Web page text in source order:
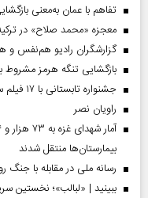
تفاهم با عمان به‌معنی
معجزه «محمد صلاح» در
گزارشگران رادیو هم‌نفس
بازگشایی تنگه هرمز
جشنواره تابستانی با ۱۷ فیلم سینمایی و انیمیشن روی آنتن تلویزیون
راویان نصر
بیمارستان‌ها منتقل شدند
رسانه ملی در مقابله با
ببینید | «لبالب»؛ نخستین